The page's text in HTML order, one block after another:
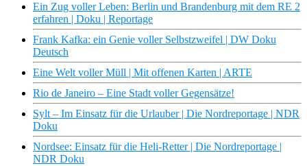
Ein Zug voller Leben: Berlin und Brandenburg mit dem RE 2
erfahren | Doku | Reportage
Frank Kafka: ein Genie voller Selbstzweifel | DW Doku
Deutsch
Eine Welt voller Müll | Mit offenen Karten | ARTE
Rio de Janeiro – Eine Stadt voller Gegensätze!
Sylt – Im Einsatz für die Urlauber | Die Nordreportage | NDR
Doku
Nordsee: Einsatz für die Heli-Retter | Die Nordreportage |
NDR Doku